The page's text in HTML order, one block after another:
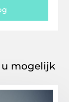
mogelijk